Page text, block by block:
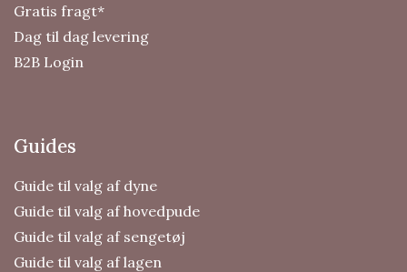
Gratis fragt*
Dag til dag levering
B2B Login
Guides
Guide til valg af dyne
Guide til valg af hovedpude
Guide til valg af sengetøj
Guide til valg af lagen